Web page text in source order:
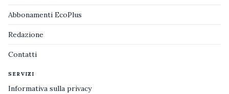
Abbonamenti EcoPlus
Redazione
Contatti
SERVIZI
Informativa sulla privacy